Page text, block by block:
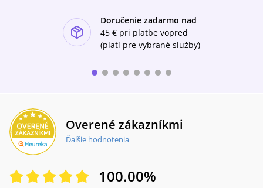
Doručenie zadarmo nad
45 € pri platbe vopred
(platí pre vybrané služby)
Overené zákazníkmi
Ďalšie hodnotenia
100.00%